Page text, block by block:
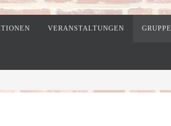
VERANSTALTUNGEN